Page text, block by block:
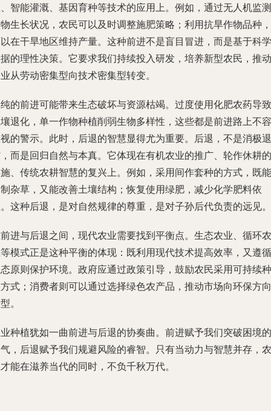
智能灌溉、基因育种等技术的应用上。例如，通过无人机监测
生长状况，农民可以及时调整施肥策略；利用抗旱作物品种，
在干旱地区维持产量。这种前进不是盲目冒进，而是基于科学
的理性决策。它要求我们持续投入研发，培养新型农民，推动
从劳动密集型向技术密集型转变。
的前进可能带来生态破坏与资源枯竭。过度使用化肥农药导致
退化，单一作物种植削弱生物多样性，这些都是前进路上不容
的警示。此时，后退的智慧显得尤为重要。后退，不是消极退
而是回归自然与本真。它体现在有机农业的推广、轮作休耕的
、传统农耕智慧的复兴上。例如，采用间作套种的方式，既能
杂草，又能改善土壤结构；恢复使用绿肥，减少化学肥料依
这种后退，是对自然规律的尊重，是对子孙后代负责的远见。
进与后退之间，现代农业需要找到平衡点。生态农业、循环农
模式正是这种平衡的体现：既利用现代技术提高效率，又遵循
原则保护环境。政府应通过政策引导，鼓励农民采用可持续种
式；消费者则可以通过选择绿色农产品，推动市场向环保方向
。
种植犹如一曲前进与后退的协奏曲。前进赋予我们突破困境的
，后退赋予我们规避风险的睿智。只有当动力与智慧并存，农
能在滋养当代的同时，不负千秋万代。